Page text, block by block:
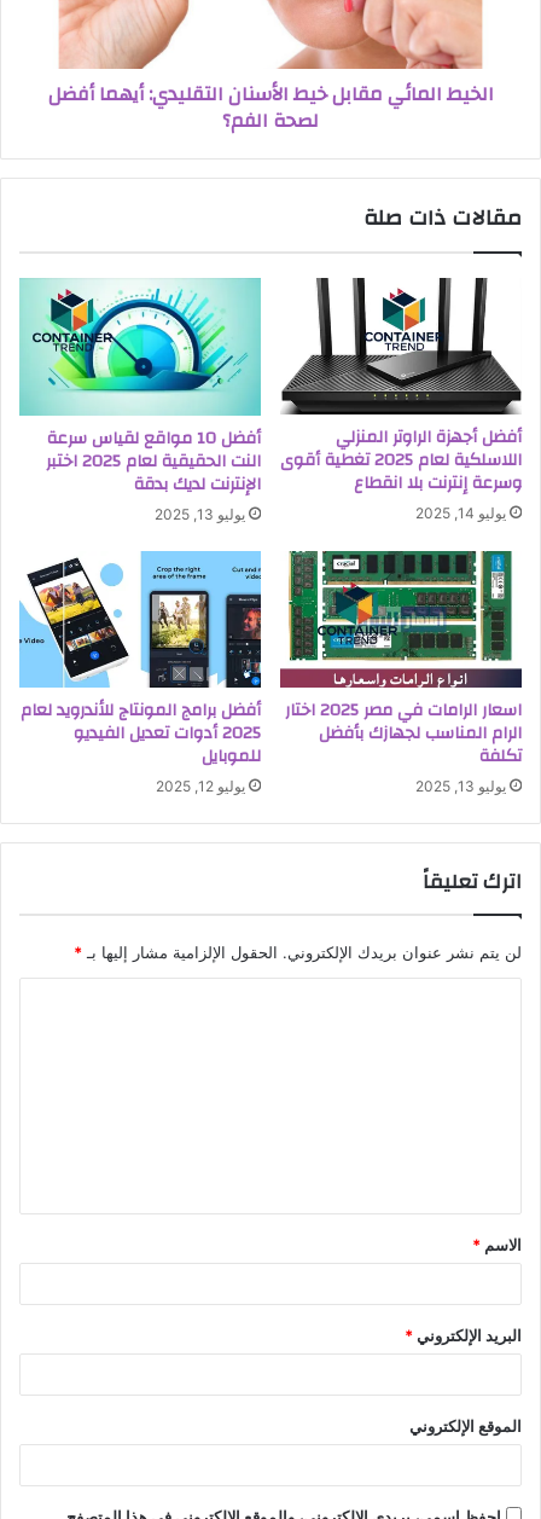
الخيط المائي مقابل خيط الأسنان التقليدي: أيهما أفضل
لصحة الفم؟
مقالات ذات صلة
أفضل أجهزة الراوتر المنزلي
اللاسلكية لعام 2025 تغطية أقوى
وسرعة إنترنت بلا انقطاع
يوليو 14, 2025
أفضل 10 مواقع لقياس سرعة
النت الحقيقية لعام 2025 اختبر
الإنترنت لديك بدقة
يوليو 13, 2025
اسعار الرامات في مصر 2025 اختار
الرام المناسب لجهازك بأفضل
تكلفة
يوليو 13, 2025
أفضل برامج المونتاج للأندرويد لعام
2025 أدوات تعديل الفيديو
للموبايل
يوليو 12, 2025
اترك تعليقاً
لن يتم نشر عنوان بريدك الإلكتروني. الحقول الإلزامية مشار إليها بـ *
ق
*
الاسم *
البريد الإلكتروني*
الموقع الإلكتروني